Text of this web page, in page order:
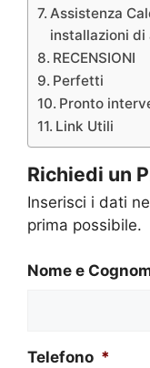
Assistenza
installazioni
RECENSIONI
Perfetti
Pronto
Link Utili
Richiedi un
Inserisci i dati
prima possibile.
Nome e
Telefono *